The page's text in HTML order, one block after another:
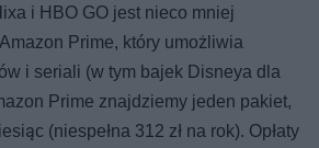
i HBO GO jest nieco mniej
Prime, który umożliwia
i seriali (w tym bajek Disneya dla
Prime znajdziemy jeden pakiet,
(niespełna 312 zł na rok). Opłaty